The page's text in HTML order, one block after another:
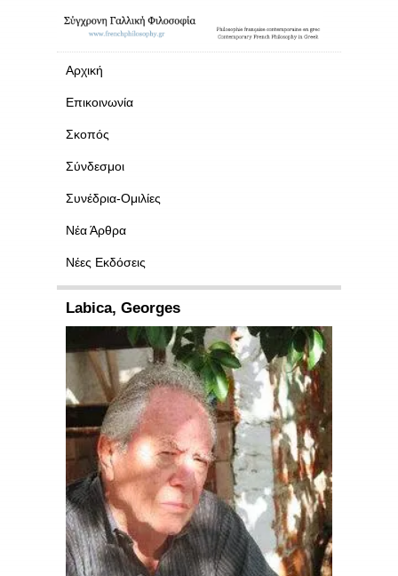
Αρχική
Επικοινωνία
Σκοπός
Σύνδεσμοι
Συνέδρια-Ομιλίες
Νέα Άρθρα
Νέες Εκδόσεις
Labica, Georges